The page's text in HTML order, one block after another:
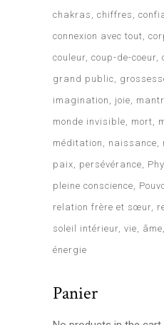
chakras
chiffres
connexion avec tout
couleur coup-de-coeur
grand public
imagination
joie
monde invisible
mort
méditation
naissance
paix
persévérance
pleine conscience
relation frère et sœur
soleil intérieur vie âme
énergie
Panier